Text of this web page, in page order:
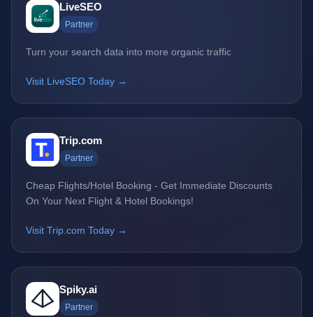
LiveSEO
Partner
Turn your search data into more organic traffic
Visit LiveSEO Today →
Trip.com
Partner
Cheap Flights/Hotel Booking - Get Immediate Discounts
On Your Next Flight & Hotel Bookings!
Visit Trip.com Today →
Spiky.ai
Partner